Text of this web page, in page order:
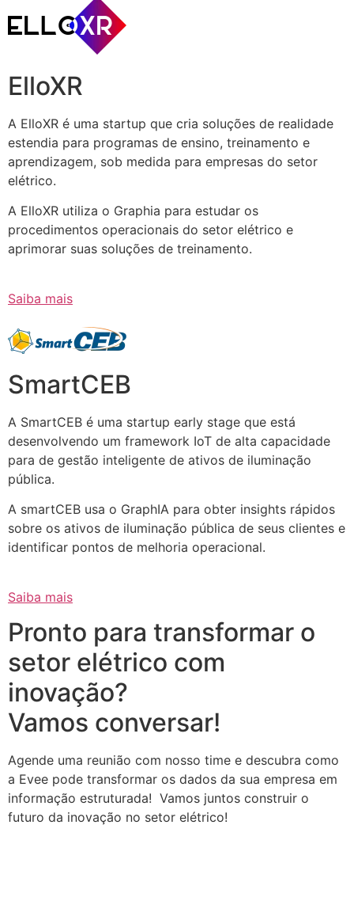
ElloXR
A ElloXR é uma startup que cria soluções de realidade
estendia para programas de ensino, treinamento e
aprendizagem, sob medida para empresas do setor
elétrico.
A ElloXR utiliza o Graphia para estudar os
procedimentos operacionais do setor elétrico e
aprimorar suas soluções de treinamento.
Saiba mais
SmartCEB
A SmartCEB é uma startup early stage que está
desenvolvendo um framework IoT de alta capacidade
para de gestão inteligente de ativos de iluminação
pública.
A smartCEB usa o GraphIA para obter insights rápidos
sobre os ativos de iluminação pública de seus clientes e
identificar pontos de melhoria operacional.
Saiba mais
Pronto para transformar o
setor elétrico com
inovação?
Vamos conversar!
Agende uma reunião com nosso time e descubra como
a Evee pode transformar os dados da sua empresa em
informação estruturada! Vamos juntos construir o
futuro da inovação no setor elétrico!